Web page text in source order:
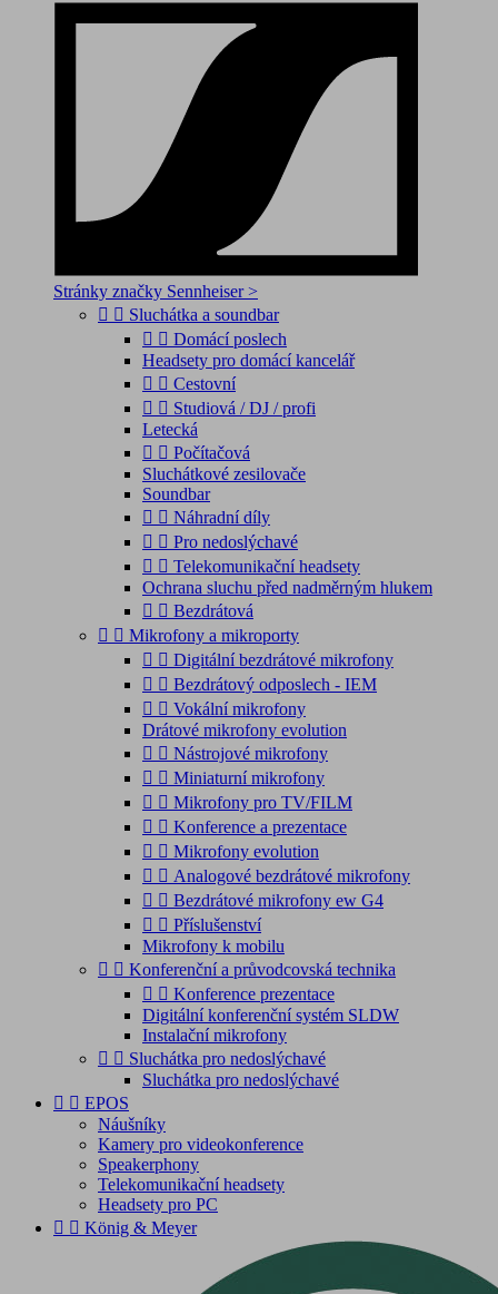
Stránky značky Sennheiser >
  Sluchátka a soundbar
  Domácí poslech
Headsety pro domácí kancelář
  Cestovní
  Studiová / DJ / profi
Letecká
  Počítačová
Sluchátkové zesilovače
Soundbar
  Náhradní díly
  Pro nedoslýchavé
  Telekomunikační headsety
Ochrana sluchu před nadměrným hlukem
  Bezdrátová
  Mikrofony a mikroporty
  Digitální bezdrátové mikrofony
  Bezdrátový odposlech - IEM
  Vokální mikrofony
Drátové mikrofony evolution
  Nástrojové mikrofony
  Miniaturní mikrofony
  Mikrofony pro TV/FILM
  Konference a prezentace
  Mikrofony evolution
  Analogové bezdrátové mikrofony
  Bezdrátové mikrofony ew G4
  Příslušenství
Mikrofony k mobilu
  Konferenční a průvodcovská technika
  Konference prezentace
Digitální konferenční systém SLDW
Instalační mikrofony
  Sluchátka pro nedoslýchavé
Sluchátka pro nedoslýchavé
  EPOS
Náušníky
Kamery pro videokonference
Speakerphony
Telekomunikační headsety
Headsety pro PC
  König & Meyer